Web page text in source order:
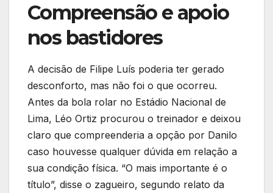
Compreensão e apoio
nos bastidores
A decisão de Filipe Luís poderia ter gerado
desconforto, mas não foi o que ocorreu.
Antes da bola rolar no Estádio Nacional de
Lima, Léo Ortiz procurou o treinador e deixou
claro que compreenderia a opção por Danilo
caso houvesse qualquer dúvida em relação a
sua condição física. “O mais importante é o
título”, disse o zagueiro, segundo relato da